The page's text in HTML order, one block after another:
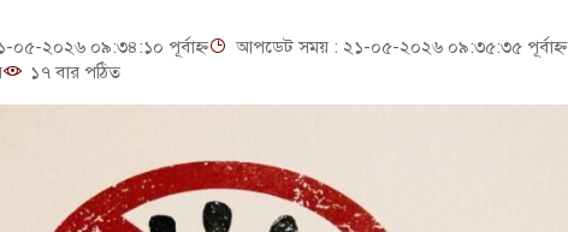
২০২৬ ০৯:৩৪:১০ পূর্বাহ্ন
আপডেট সময় : ২১-০৫-২০২৬ ০৯:৩৫:৩৫ পূর্বাহ্ন
১৭ বার পঠিত